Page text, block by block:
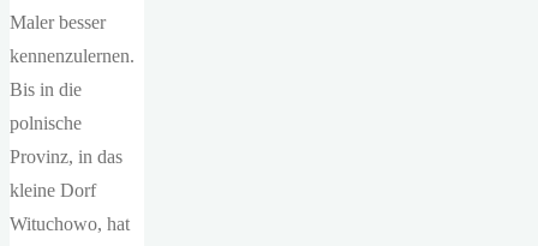
Maler besser
kennenzulernen.
Bis in die
polnische
Provinz, in das
kleine Dorf
Wituchowo, hat